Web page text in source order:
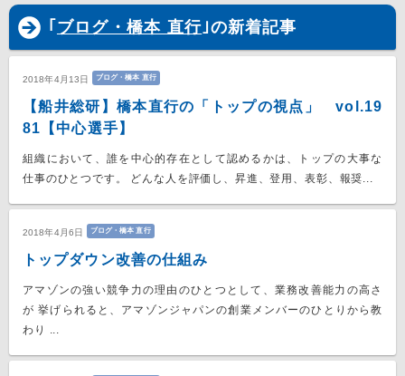
｢ ブログ・橋本 直行｣の新着記事
2018年4月13日 ブログ・橋本 直行
【船井総研】橋本直行の「トップの視点」 vol.19
81【中心選手】
組織において、誰を中心的存在として認めるかは、トップの大事な
仕事のひとつです。 どんな人を評価し、昇進、登用、表彰、報奨...
2018年4月6日 ブログ・橋本 直行
トップダウン改善の仕組み
アマゾンの強い競争力の理由のひとつとして、業務改善能力の高さ
が 挙げられると、アマゾンジャパンの創業メンバーのひとりから教
わり ...